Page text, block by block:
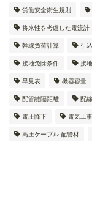
労働安全衛生規則
将来性を考慮した電流計
幹線負荷計算 引
接地免除条件 接
早見表 機器容量
配管離隔距離 配
電圧降下 電気工
高圧ケーブル 配管材